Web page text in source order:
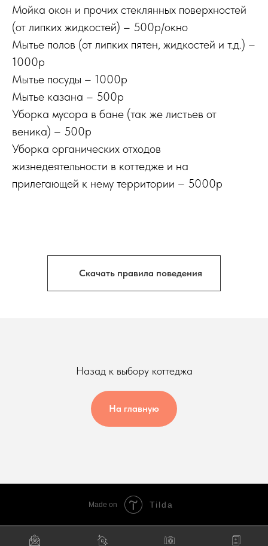
Мойка окон и прочих стеклянных поверхностей
(от липких жидкостей) – 500р/окно
Мытье полов (от липких пятен, жидкостей и т.д.) –
1000р
Мытье посуды – 1000р
Мытье казана – 500р
Уборка мусора в бане (так же листьев от
веника) – 500р
Уборка органических отходов
жизнедеятельности в коттедже и на
прилегающей к нему территории – 5000р
Скачать правила поведения
Назад к выбору коттеджа
На главную
Made on Tilda